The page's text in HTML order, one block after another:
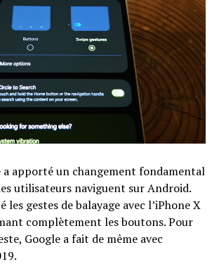
a apporté un changement fondamental
utilisateurs naviguent sur Android.
les gestes de balayage avec l’iPhone X
complètement les boutons. Pour
Google a fait de même avec